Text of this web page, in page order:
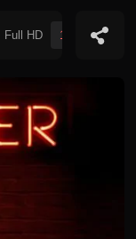
Full HD 18+